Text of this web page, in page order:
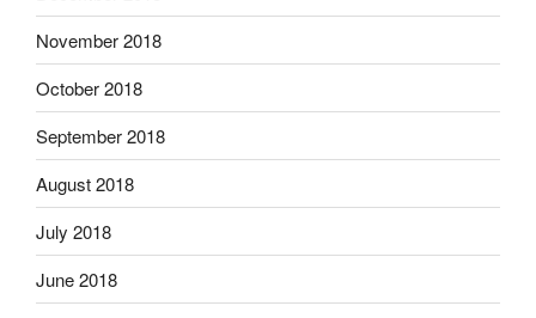
November 2018
October 2018
September 2018
August 2018
July 2018
June 2018